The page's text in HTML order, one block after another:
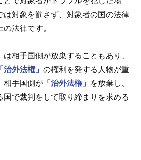
は対象を罰さず、対象者の国の法律
法律です。
は相手国側が放棄することもあり、
「治外法権」 の権利を発する人物が重
相手国側が 「治外法権」
を放棄し、
国で裁判をして取り締まりを求める